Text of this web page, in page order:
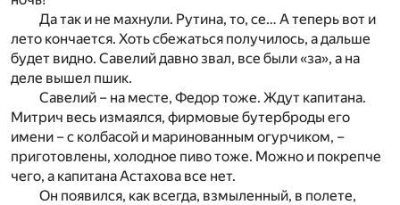
Да так и не махнули. Рутина, то, се… А теперь вот и
лето кончается. Хоть сбежаться получилось, а дальше
будет видно. Савелий давно звал, все были «за», а на
деле вышел пшик.
Савелий – на месте, Федор тоже. Ждут капитана.
Митрич весь измаялся, фирмовые бутерброды его
имени – с колбасой и маринованным огурчиком, –
приготовлены, холодное пиво тоже. Можно и покрепче
чего, а капитана Астахова все нет.
Он появился, как всегда, взмыленный, в полете,